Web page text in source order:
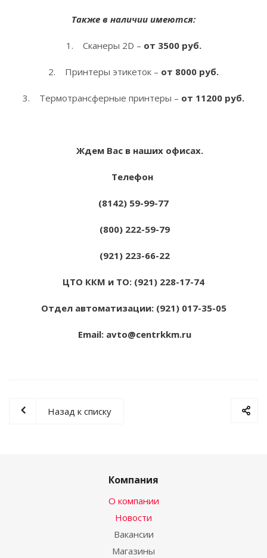
Также в наличии имеются:
1. Сканеры 2D – от 3500 руб.
2. Принтеры этикеток – от 8000 руб.
3. Термотрансферные принтеры – от 11200 руб.
Ждем Вас в наших офисах.
Телефон
(8142) 59-99-77
(800) 222-59-79
(921) 223-66-22
ЦТО ККМ и ТО: (921) 228-17-74
Отдел автоматизации: (921) 017-35-05
Email: avto@centrkkm.ru
Назад к списку
Компания
О компании
Новости
Вакансии
Магазины